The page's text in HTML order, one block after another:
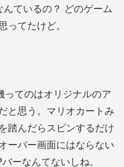
んているの？ どのゲーム
てたけど。
ってのはオリジナルのア
と思う。マリオカートみ
踏んだらスピンするだけ
ーバー画面にはならない
ーなんてないしね。